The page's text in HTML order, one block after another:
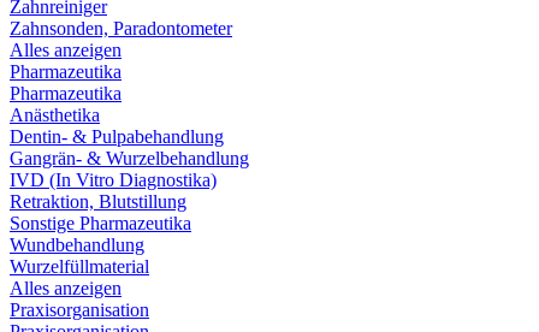
Zahnreiniger
Zahnsonden, Paradontometer
Alles anzeigen
Pharmazeutika
Pharmazeutika
Anästhetika
Dentin- & Pulpabehandlung
Gangrän- & Wurzelbehandlung
IVD (In Vitro Diagnostika)
Retraktion, Blutstillung
Sonstige Pharmazeutika
Wundbehandlung
Wurzelfüllmaterial
Alles anzeigen
Praxisorganisation